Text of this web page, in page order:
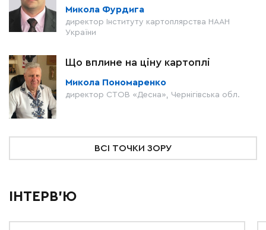
Микола Фурдига
директор Інституту картоплярства НААН
України
Що вплине на ціну картоплі
Микола Пономаренко
директор СТОВ «Десна», Чернігівська обл.
ВСІ ТОЧКИ ЗОРУ
ІНТЕРВ'Ю